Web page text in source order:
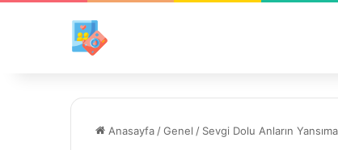
Anasayfa /Genel / Sevgi Dolu Anların